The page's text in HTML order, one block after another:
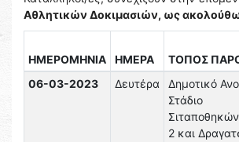
Αθλητικών Δοκιμασιών, ως
ΗΜΕΡΟΜΗΝΙΑ ΗΜΕΡΑ ΤΟΠΟΣ
06-03-2023
Δευτέρα
Δημοτικό
Στάδιο
2 και